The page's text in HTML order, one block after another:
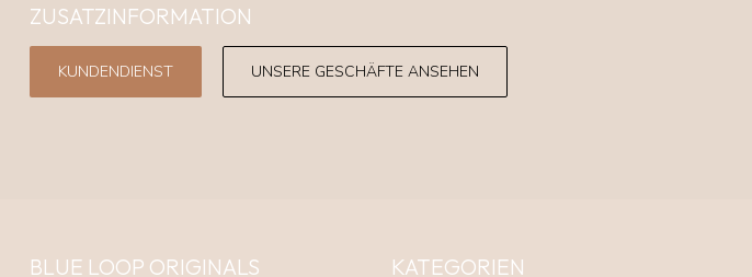
ZUSATZINFORMATION
KUNDENDIENST UNSERE GESCHÄFTE ANSEHEN
BLUE LOOP ORIGINALS KATEGORIEN